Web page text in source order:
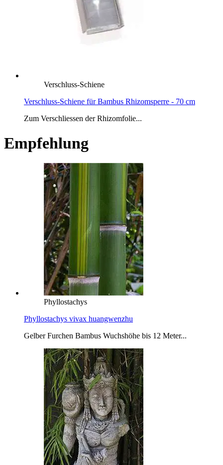
Verschluss-Schiene
Verschluss-Schiene für Bambus Rhizomsperre - 70 cm
Zum Verschliessen der Rhizomfolie...
Empfehlung
Phyllostachys
Phyllostachys vivax huangwenzhu
Gelber Furchen Bambus Wuchshöhe bis 12 Meter...